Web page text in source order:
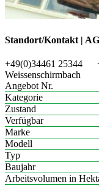
Standort/Kontakt |
+49(0)34461 25344
Weissenschirmbach
Angebot Nr.
Kategorie
Zustand
Verfügbar
Marke
Modell
Typ
Baujahr
Arbeitsvolumen in